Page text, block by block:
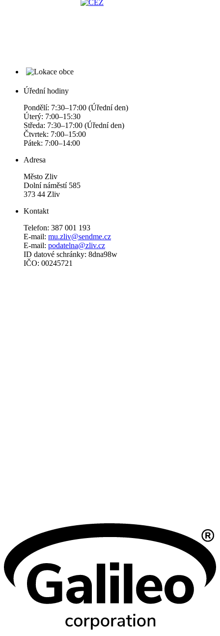
Úřední hodiny
Pondělí: 7:30–17:00 (Úřední den)
Úterý: 7:00–15:30
Středa: 7:30–17:00 (Úřední den)
Čtvrtek: 7:00–15:00
Pátek: 7:00–14:00
Adresa
Město Zliv
Dolní náměstí 585
373 44 Zliv
Kontakt
Telefon: 387 001 193
E-mail: mu.zliv@sendme.cz
E-mail: podatelna@zliv.cz
ID datové schránky: 8dna98w
IČO: 00245721